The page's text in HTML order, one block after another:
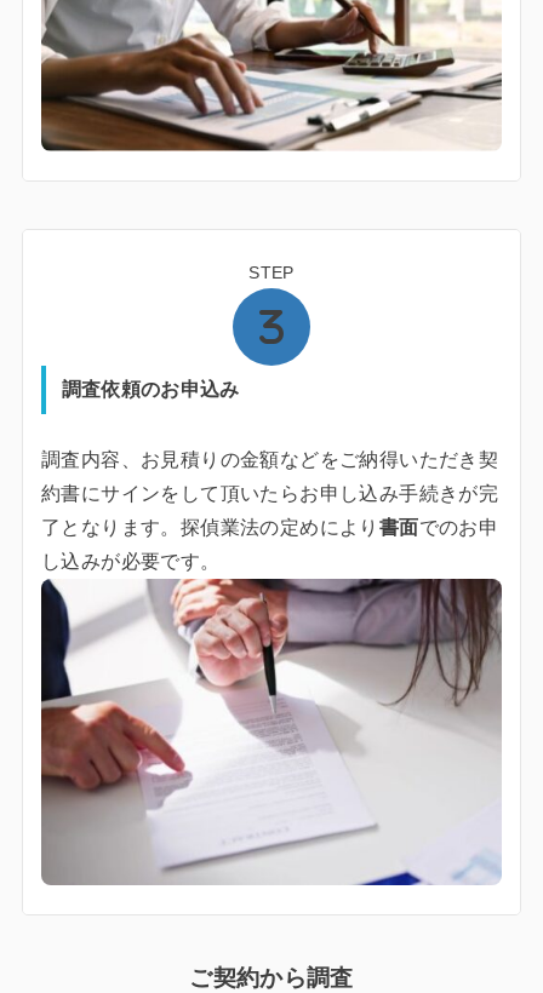
STEP
調査依頼のお申込み
調査内容、お見積りの金額などをご納得いただき契
約書にサインをして頂いたらお申し込み手続きが完
了となります。探偵業法の定めにより 書面でのお申
し込みが必要です。
ご契約から調査